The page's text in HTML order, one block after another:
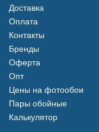
Доставка
Оплата
Контакты
Бренды
Оферта
Опт
Цены на фотообои
Пары обойные
Калькулятор